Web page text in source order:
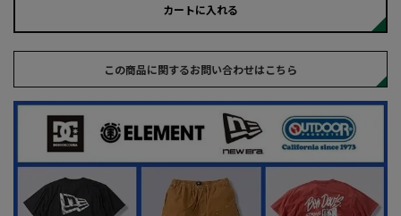
カートに入れる
この商品に関するお問い合わせはこちら